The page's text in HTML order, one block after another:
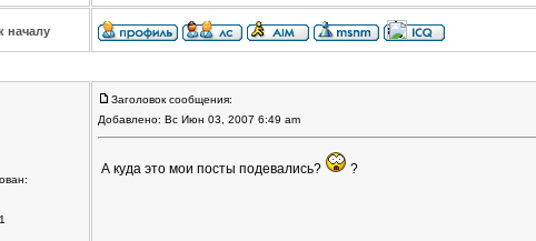
началу
Заголовок сообщения:
Добавлено: Вс Июн 03, 2007 6:49 am
А куда это мои посты подевались? ?